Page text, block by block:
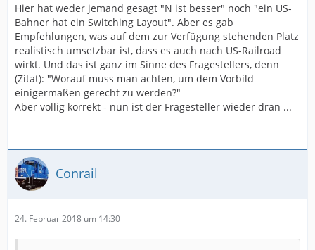
Hier hat weder jemand gesagt "N ist besser" noch "ein US-
Bahner hat ein Switching Layout". Aber es gab
Empfehlungen, was auf dem zur Verfügung stehenden Platz
realistisch umsetzbar ist, dass es auch nach US-Railroad
wirkt. Und das ist ganz im Sinne des Fragestellers, denn
(Zitat): "Worauf muss man achten, um dem Vorbild
einigermaßen gerecht zu werden?"
Aber völlig korrekt - nun ist der Fragesteller wieder dran ...
Conrail
24. Februar 2018 um 14:30